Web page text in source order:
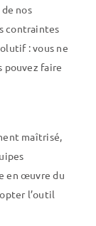
nos
contraintes
: vous ne
pouvez faire
maîtrisé,
en œuvre du
l’outil